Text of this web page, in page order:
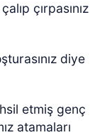
çırpasınız
diye
etmiş genç
atamaları